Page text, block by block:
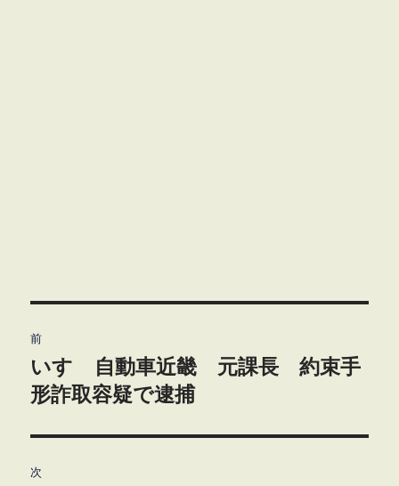
稿
ナ
ビ
ゲ
前
前
の
稿:
いすゞ自動車近畿 元課長 約束手
形詐取容疑で逮捕
次